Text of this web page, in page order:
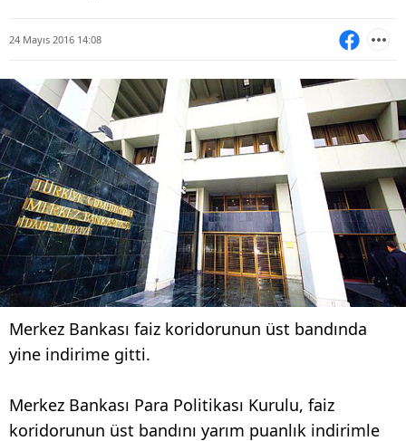
24 Mayıs 2016 14:08
Merkez Bankası faiz koridorunun üst bandında
yine indirime gitti.
Merkez Bankası Para Politikası Kurulu, faiz
koridorunun üst bandını yarım puanlık indirimle